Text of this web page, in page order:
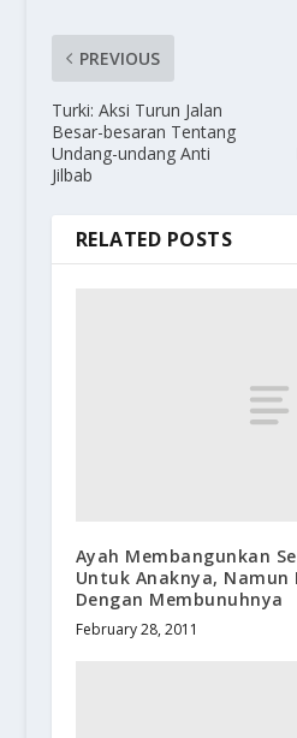
PREVIOUS
Turki: Aksi Turun Jalan
Besar-besaran Tentang
Undang-undang Anti
Jilbab
RELATED POSTS
Ayah Membangunkan
Untuk Anaknya, Namun
Dengan Membunuhnya
February 28, 2011